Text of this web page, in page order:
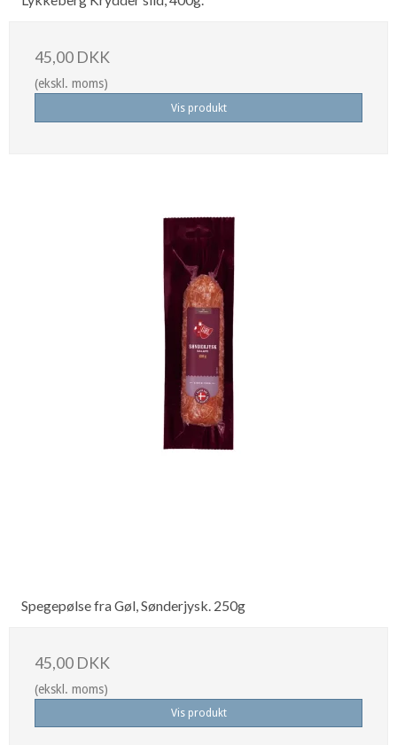
45,00 DKK
(ekskl. moms)
Vis produkt
Spegepølse fra Gøl, Sønderjysk. 250g
45,00 DKK
(ekskl. moms)
Vis produkt